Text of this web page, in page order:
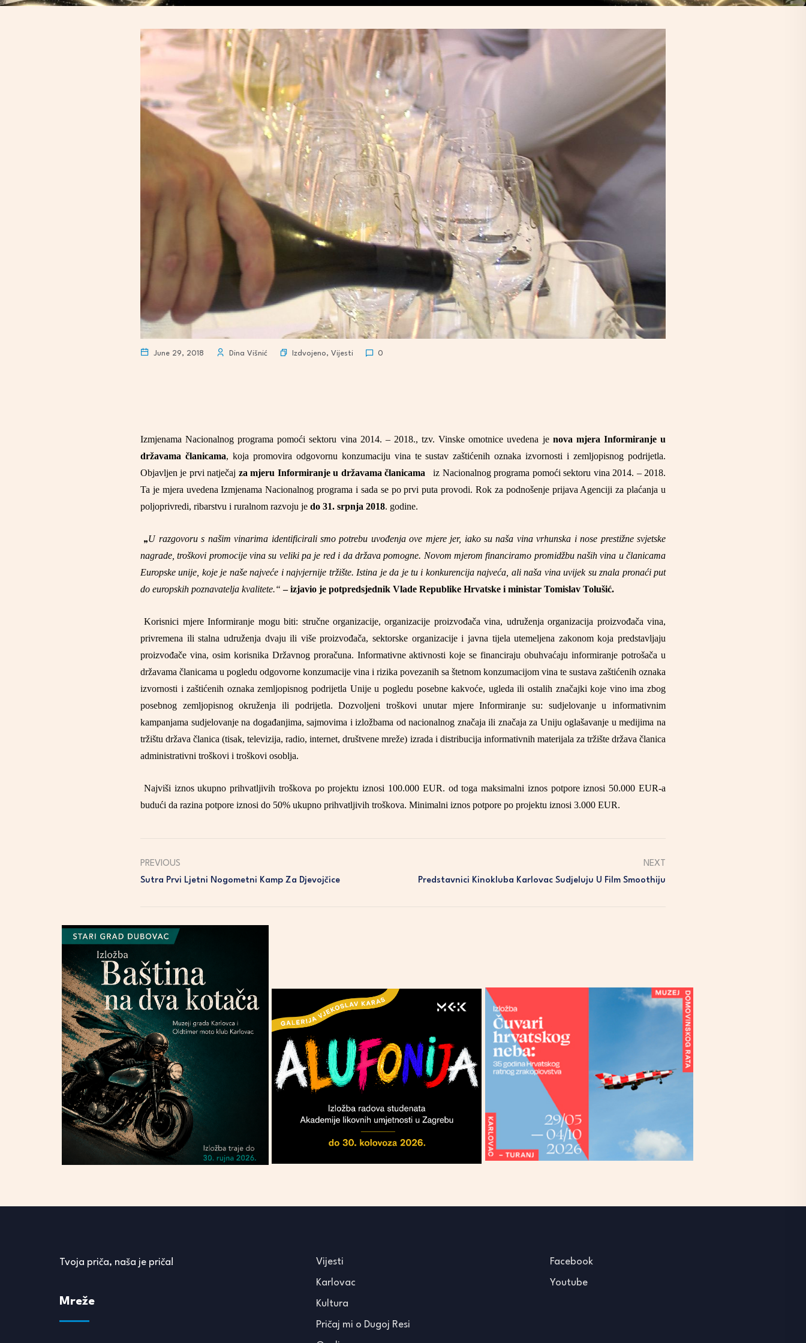
June 29, 2018 Dina Višnić Izdvojeno, Vijesti 0
Izmjenama Nacionalnog programa pomoći sektoru vina 2014. – 2018., tzv. Vinske omotnice uvedena je nova mjera Informiranje u
državama članicama, koja promovira odgovornu konzumaciju vina te sustav zaštićenih oznaka izvornosti i zemljopisnog podrijetla.
Objavljen je prvi natječaj za mjeru Informiranje u državama članicama
iz Nacionalnog programa pomoći sektoru vina 2014. – 2018.
Ta je mjera uvedena Izmjenama Nacionalnog programa i sada se po prvi puta provodi. Rok za podnošenje prijava Agenciji za plaćanja u
poljoprivredi, ribarstvu i ruralnom razvoju je do 31. srpnja 2018. godine.
„U razgovoru s našim vinarima identificirali smo potrebu uvođenja ove mjere jer, iako su naša vina vrhunska i nose prestižne svjetske
nagrade, troškovi promocije vina su veliki pa je red i da država pomogne. Novom mjerom financiramo promidžbu naših vina u članicama
Europske unije, koje je naše najveće i najvjernije tržište. Istina je da je tu i konkurencija najveća, ali naša vina uvijek su znala pronaći put
do europskih poznavatelja kvalitete.“ – izjavio je potpredsjednik Vlade Republike Hrvatske i ministar Tomislav Tolušić.
Korisnici mjere Informiranje mogu biti: stručne organizacije, organizacije proizvođača vina, udruženja organizacija proizvođača vina,
privremena ili stalna udruženja dvaju ili više proizvođača, sektorske organizacije i javna tijela utemeljena zakonom koja predstavljaju
proizvođače vina, osim korisnika Državnog proračuna. Informativne aktivnosti koje se financiraju obuhvaćaju informiranje potrošača u
državama članicama u pogledu odgovorne konzumacije vina i rizika povezanih sa štetnom konzumacijom vina te sustava zaštićenih oznaka
izvornosti i zaštićenih oznaka zemljopisnog podrijetla Unije u pogledu posebne kakvoće, ugleda ili ostalih značajki koje vino ima zbog
posebnog zemljopisnog okruženja ili podrijetla. Dozvoljeni troškovi unutar mjere Informiranje su: sudjelovanje u informativnim
kampanjama sudjelovanje na događanjima, sajmovima i izložbama od nacionalnog značaja ili značaja za Uniju oglašavanje u medijima na
tržištu država članica (tisak, televizija, radio, internet, društvene mreže) izrada i distribucija informativnih materijala za tržište država članica
administrativni troškovi i troškovi osoblja.
Najviši iznos ukupno prihvatljivih troškova po projektu iznosi 100.000 EUR. od toga maksimalni iznos potpore iznosi 50.000 EUR-a
budući da razina potpore iznosi do 50% ukupno prihvatljivih troškova. Minimalni iznos potpore po projektu iznosi 3.000 EUR.
PREVIOUS
Sutra Prvi Ljetni Nogometni Kamp Za Djevojčice
NEXT
Predstavnici Kinokluba Karlovac Sudjeluju U Film Smoothiju
Tvoja priča, naša je priča!
Mreže
Vijesti
Karlovac
Kultura
Pričaj mi o Dugoj Resi
Facebook
Youtube